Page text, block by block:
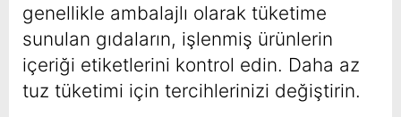
genellikle ambalajlı olarak tüketime
sunulan gıdaların, işlenmiş ürünlerin
içeriği etiketlerini kontrol edin. Daha az
tuz tüketimi için tercihlerinizi değiştirin.